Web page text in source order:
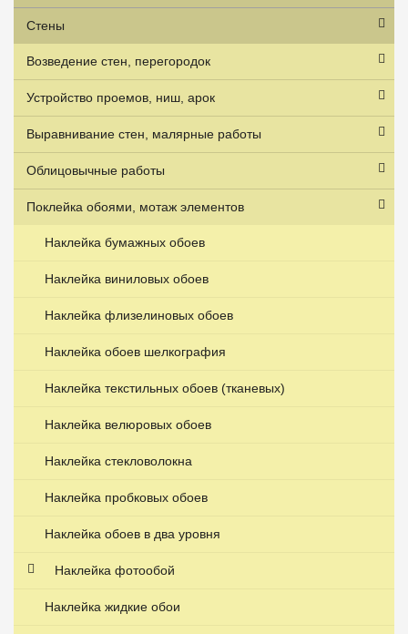
Стены
Возведение стен, перегородок
Устройство проемов, ниш, арок
Выравнивание стен, малярные работы
Облицовычные работы
Поклейка обоями, мотаж элементов
Наклейка бумажных обоев
Наклейка виниловых обоев
Наклейка флизелиновых обоев
Наклейка обоев шелкография
Наклейка текстильных обоев (тканевых)
Наклейка велюровых обоев
Наклейка стекловолокна
Наклейка пробковых обоев
Наклейка обоев в два уровня
Наклейка фотообой
Наклейка жидкие обои